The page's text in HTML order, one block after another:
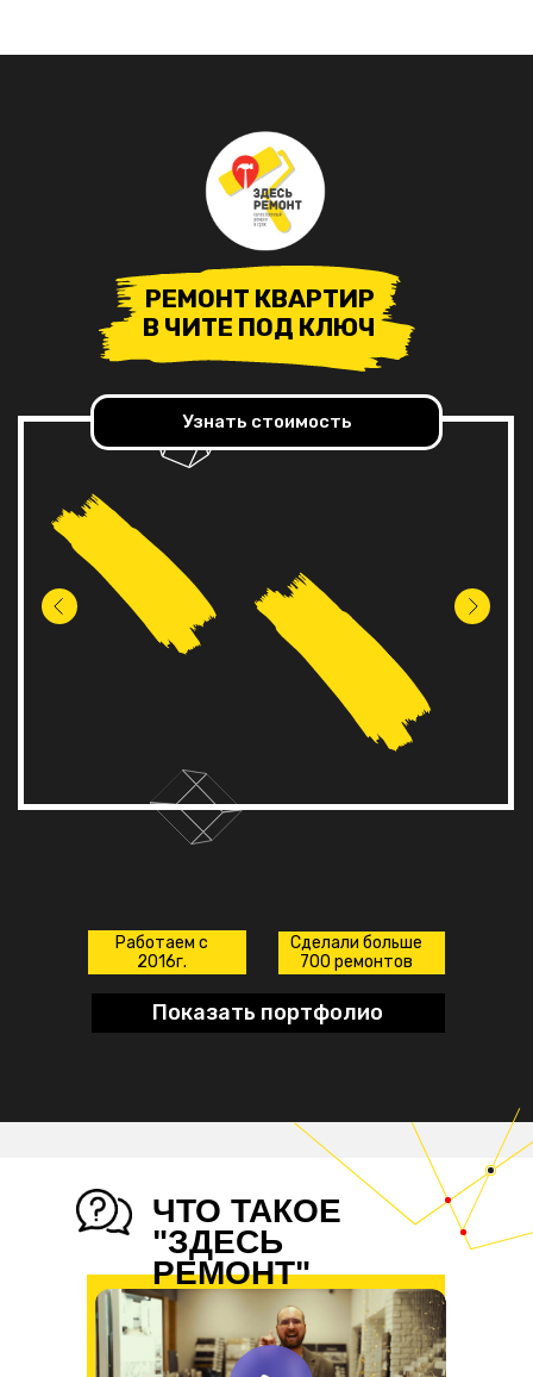
РЕМОНТ КВАРТИР
В ЧИТЕ ПОД КЛЮЧ
Узнать стоимость
Показать портфолио
Работаем с
2016г.
Сделали больше
700 ремонтов
ЧТО ТАКОЕ
"ЗДЕСЬ
РЕМОНТ"